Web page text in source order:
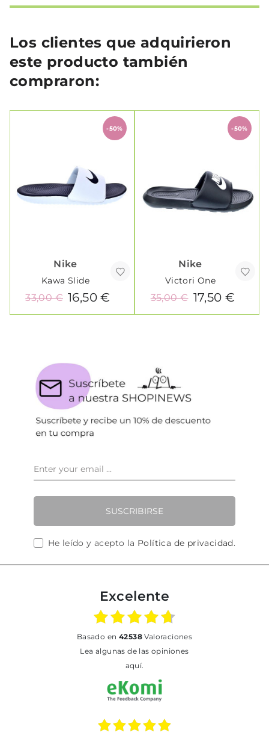
Los clientes que adquirieron
este producto también
compraron:
-50%
Nike
Kawa Slide
16,50 €
33,00 €
-50%
Nike
Victori One
17,50 €
35,00 €
SUSCRIBIRSE
He leído y acepto la Política de privacidad.
Excelente
basado en 42538Valoraciones
Lea algunas de las opiniones
aquí.